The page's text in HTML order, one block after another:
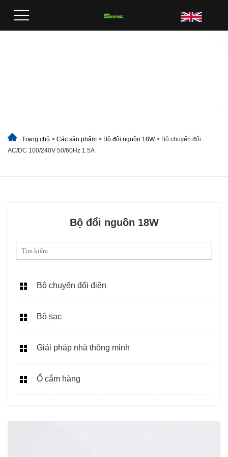
Trang chủ > Các sản phẩm > Bộ đổi nguồn 18W> Bộ chuyển đổi
AC/DC 100/240V 50/60Hz 1.5A
Bộ đổi nguồn 18W
Bộ chuyển đổi điện
Bộ sạc
Giải pháp nhà thông minh
Ổ cắm hàng